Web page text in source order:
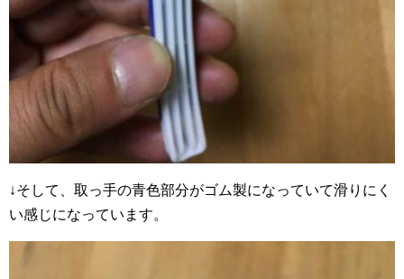
↓そして、取っ手の青色部分がゴム製になっていて滑りにく
い感じになっています。